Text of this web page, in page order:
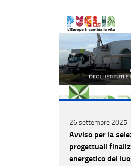
26 settembre 2025
Avviso per la
progettuali
energetico dei